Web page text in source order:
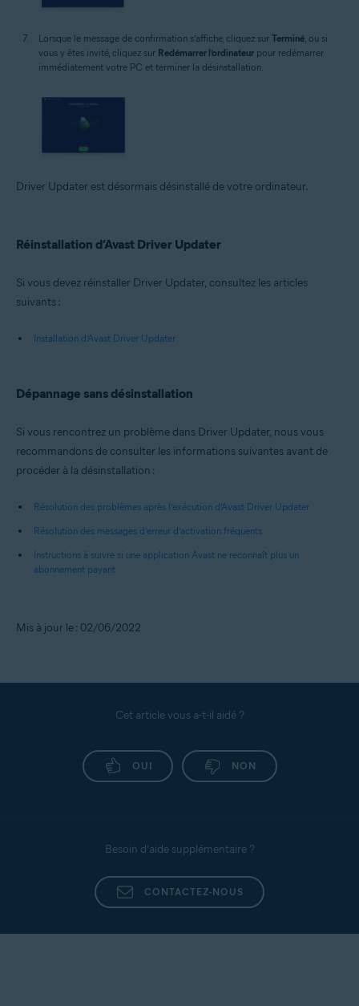
Lorsque le message de confirmation s’affiche, cliquez sur Terminé , ou si
vous y êtes invité, cliquez sur Redémarrer l’ordinateur pour redémarrer
immédiatement votre PC et terminer la désinstallation.
Driver Updater est désormais désinstallé de votre ordinateur.
Réinstallation d’Avast Driver Updater
Si vous devez réinstaller Driver Updater, consultez les articles
suivants :
Installation d’Avast Driver Updater
Dépannage sans désinstallation
Si vous rencontrez un problème dans Driver Updater, nous vous
recommandons de consulter les informations suivantes avant de
procéder à la désinstallation :
Résolution des problèmes après l’exécution d’Avast Driver Updater
Résolution des messages d’erreur d’activation fréquents
Instructions à suivre si une application Avast ne reconnaît plus un
abonnement payant
Mis à jour le : 02/06/2022
Cet article vous a-t-il aidé ?
OUI NON
Besoin d’aide supplémentaire ?
CONTACTEZ-NOUS